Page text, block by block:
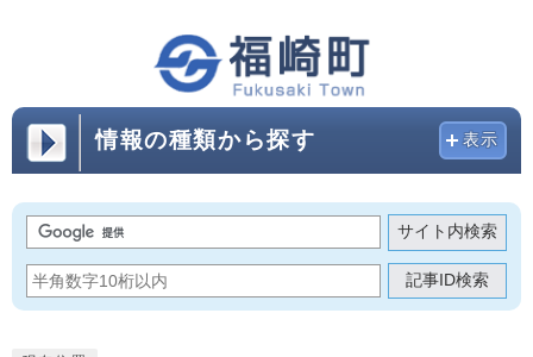
情報の種類から探す 表示
サイト内検索
記事ID検索